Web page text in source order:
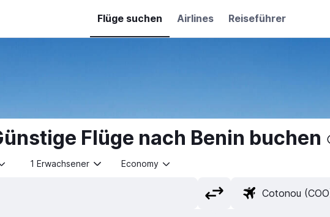
Flüge suchen Airlines Reiseführer
Flüge nach Benin buchen
1 Erwachsener Economy